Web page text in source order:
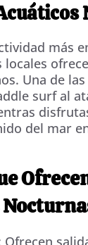
más
locales
Una de
surf al
del mar